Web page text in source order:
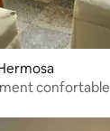
confortable